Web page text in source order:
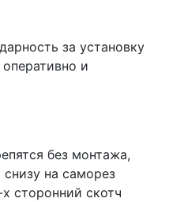
за установку
и
без монтажа,
на саморез
сторонний скотч